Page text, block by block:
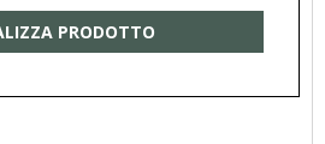
PRODOTTO